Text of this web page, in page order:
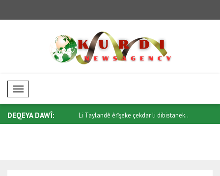
Mobil Menü
DEQEYA DAWÎ:
û Benînê de Li Taylandê êrîşeke çekdar li dibistanek..